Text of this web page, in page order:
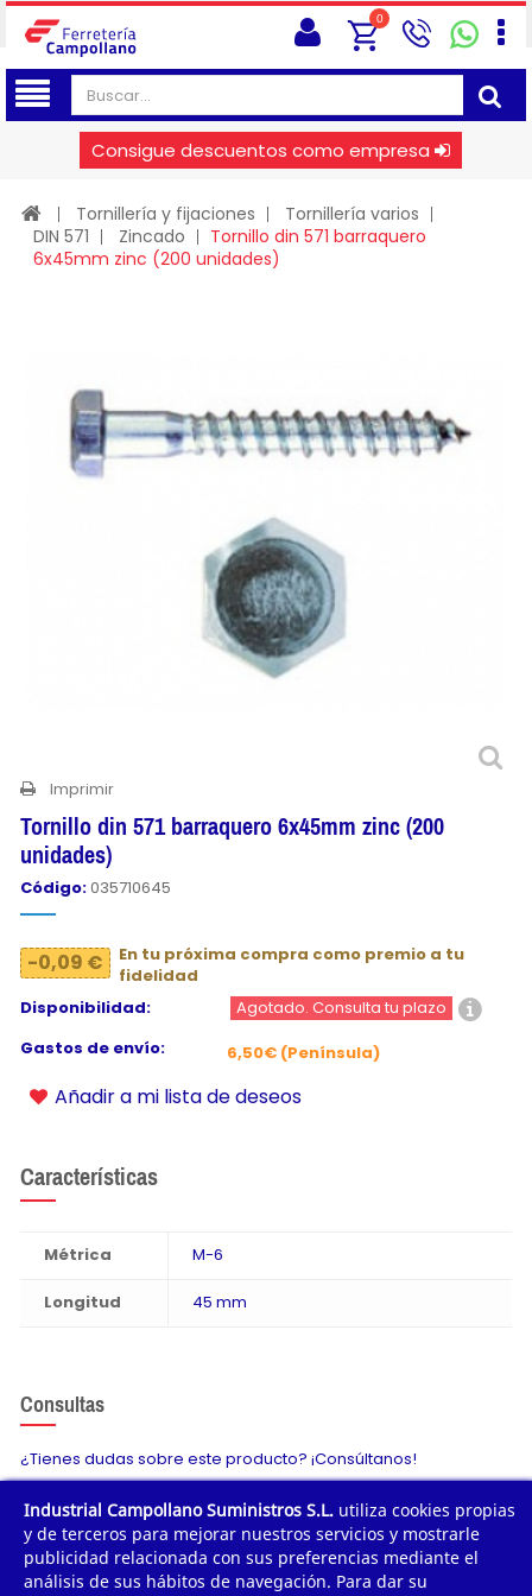
0
Consigue descuentos como empresa
Tornillería y fijaciones
Tornillería varios
DIN 571
Zincado
Tornillo din 571 barraquero
6x45mm zinc (200 unidades)
Imprimir
Tornillo din 571 barraquero 6x45mm zinc (200
unidades)
Código:035710645
-0,09 €
En tu próxima compra como premio a tu
fidelidad
Disponibilidad:
Agotado. Consulta tu plazo
Gastos de envío:
6,50€ (Península)
Añadir a mi lista de deseos
Características
Métrica M-6
Longitud 45 mm
Consultas
¿Tienes dudas sobre este producto? ¡Consúltanos!
Envíanos tu consulta
Industrial Campollano Suministros S.L. utiliza cookies propias
y de terceros para mejorar nuestros servicios y mostrarle
publicidad relacionada con sus preferencias mediante el
análisis de sus hábitos de navegación. Para dar su